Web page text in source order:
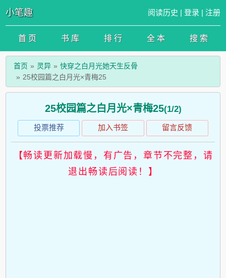
小笔趣 阅读历史 | 登录 | 注册
首 页 书 库 排 行 全 本 搜 索
首页 灵异
快穿之白月光她天生反骨
25校园篇之白月光×青梅25
25校园篇之白月光×青梅25(1/2)
投票推荐 加入书签 留言反馈
【畅读更新加载慢，有广告，章节不完整，请
退出畅读后阅读！】